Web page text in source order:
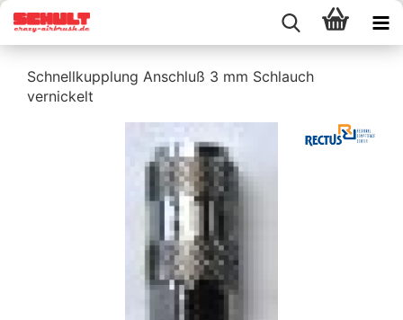
Schnellkupplung Anschluß 3 mm Schlauch
vernickelt